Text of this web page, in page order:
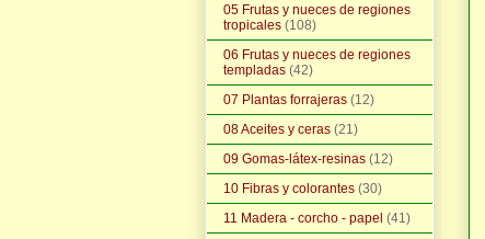
05 Frutas y nueces de regiones
tropicales (108)
06 Frutas y nueces de regiones
templadas (42)
07 Plantas forrajeras (12)
08 Aceites y ceras (21)
09 Gomas-látex-resinas (12)
10 Fibras y colorantes (30)
11 Madera - corcho - papel (41)